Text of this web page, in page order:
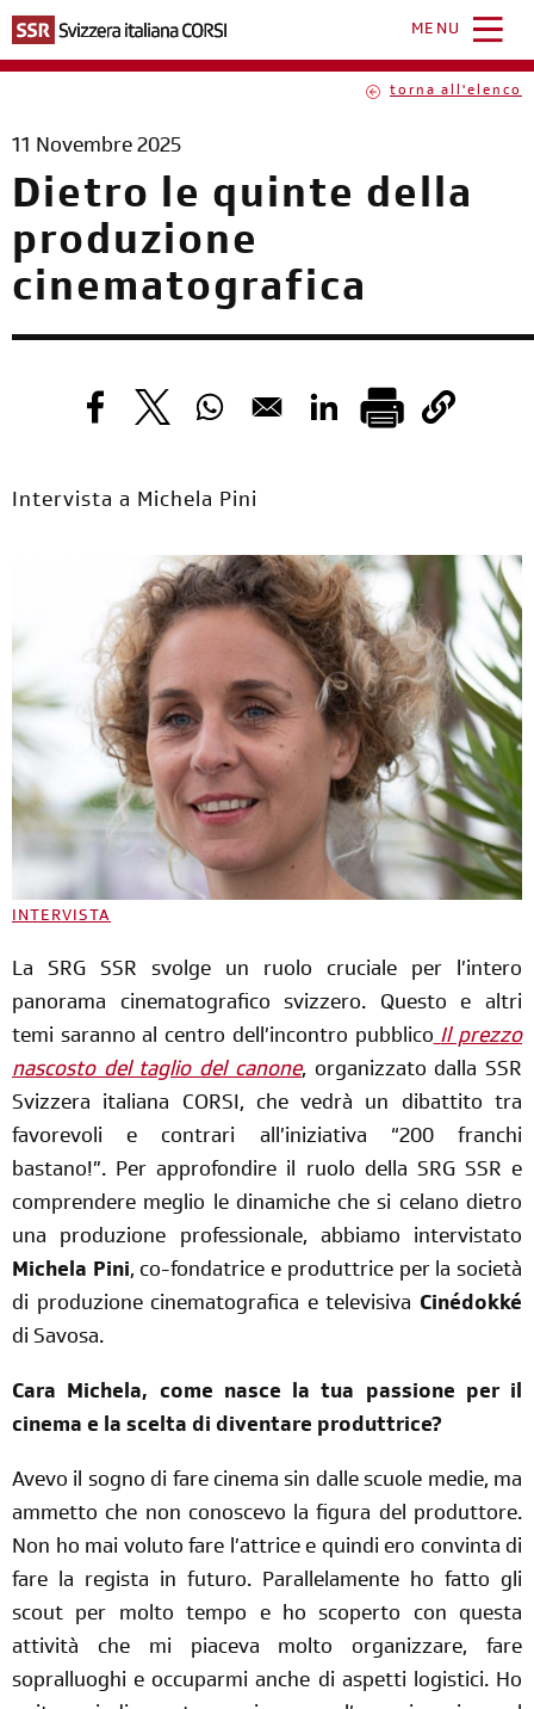
contenuto
principale
MENU
torna all'elenco
Dietro le quinte della
produzione
cinematografica
Opens in a new window
Opens in a new window
Opens in a new window
Opens in a new
11 Novembre 2025
Intervista a Michela Pini
INTERVISTA
La SRG SSR svolge un ruolo cruciale per l’intero
panorama cinematografico svizzero. Questo e altri
temi saranno al centro dell’incontro pubblico Il prezzo
nascosto del taglio del canone, organizzato dalla SSR
Svizzera italiana CORSI, che vedrà un dibattito tra
favorevoli e contrari all’iniziativa “200 franchi
bastano!”. Per approfondire il ruolo della SRG SSR e
comprendere meglio le dinamiche che si celano dietro
una produzione professionale, abbiamo intervistato
Michela Pini, co-fondatrice e produttrice per la società
di produzione cinematografica e televisiva Cinédokké
di Savosa.
Cara Michela, come nasce la tua passione per il
cinema e la scelta di diventare produttrice?
Avevo il sogno di fare cinema sin dalle scuole medie, ma
ammetto che non conoscevo la figura del produttore.
Non ho mai voluto fare l’attrice e quindi ero convinta di
fare la regista in futuro. Parallelamente ho fatto gli
scout per molto tempo e ho scoperto con questa
attività che mi piaceva molto organizzare, fare
sopralluoghi e occuparmi anche di aspetti logistici. Ho